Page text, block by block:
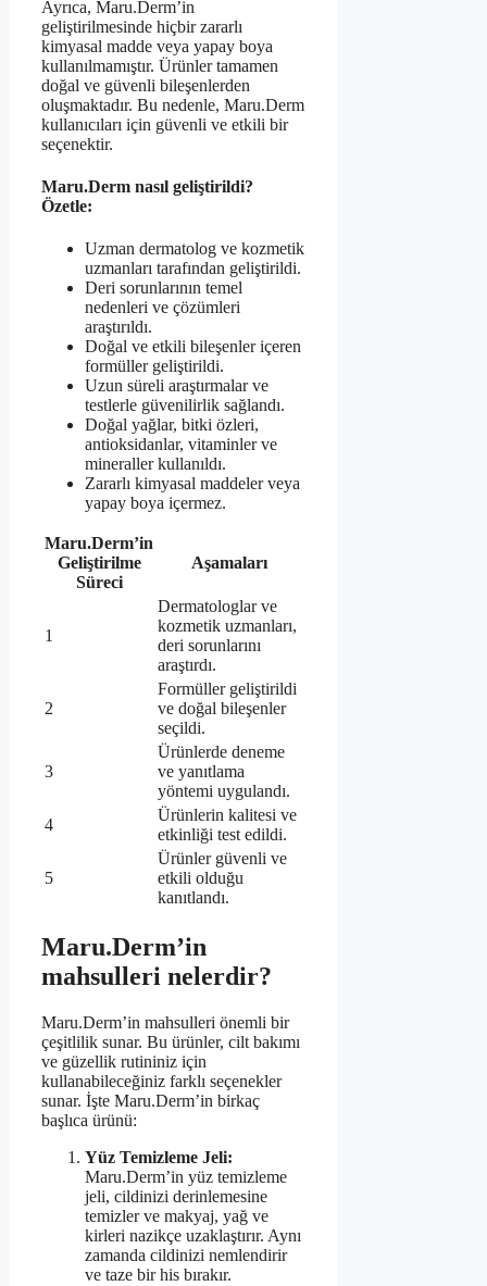
Ayrıca, Maru.Derm’in
geliştirilmesinde hiçbir zararlı
kimyasal madde veya yapay boya
kullanılmamıştır. Ürünler tamamen
doğal ve güvenli bileşenlerden
oluşmaktadır. Bu nedenle, Maru.Derm
kullanıcıları için güvenli ve etkili bir
seçenektir.
Maru.Derm nasıl geliştirildi?
Özetle:
Uzman dermatolog ve kozmetik
uzmanları tarafından geliştirildi.
Deri sorunlarının temel
nedenleri ve çözümleri
araştırıldı.
Doğal ve etkili bileşenler içeren
formüller geliştirildi.
Uzun süreli araştırmalar ve
testlerle güvenilirlik sağlandı.
Doğal yağlar, bitki özleri,
antioksidanlar, vitaminler ve
mineraller kullanıldı.
Zararlı kimyasal maddeler veya
yapay boya içermez.
Maru.Derm’in
Geliştirilme
Süreci
Aşamaları
1
Dermatologlar ve
kozmetik uzmanları,
deri sorunlarını
araştırdı.
2
Formüller geliştirildi
ve doğal bileşenler
seçildi.
3
Ürünlerde deneme
ve yanıtlama
yöntemi uygulandı.
4
Ürünlerin kalitesi ve
etkinliği test edildi.
5
Ürünler güvenli ve
etkili olduğu
kanıtlandı.
Maru.Derm’in
mahsulleri nelerdir?
Maru.Derm’in mahsulleri önemli bir
çeşitlilik sunar. Bu ürünler, cilt bakımı
ve güzellik rutininiz için
kullanabileceğiniz farklı seçenekler
sunar. İşte Maru.Derm’in birkaç
başlıca ürünü:
Yüz Temizleme Jeli:
Maru.Derm’in yüz temizleme
jeli, cildinizi derinlemesine
temizler ve makyaj, yağ ve
kirleri nazikçe uzaklaştırır. Aynı
zamanda cildinizi nemlendirir
ve taze bir his bırakır.